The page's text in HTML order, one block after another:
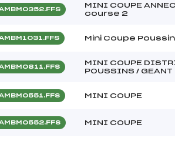
MINI COUPE
course 2
Mini Coupe
MINI COUPE
POUSSINS / GEANT
MINI COUPE
MINI COUPE